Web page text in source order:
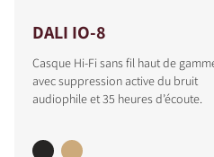
DALI IO-8
Casque Hi-Fi sans fil haut de
avec suppression active du bruit
audiophile et 35 heures d’écoute.